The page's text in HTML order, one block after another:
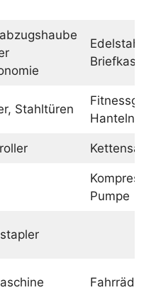
Edelstahl
Briefkasten
Stahltüren
Hanteln
Kettensäge
Pumpe
Fahrräder